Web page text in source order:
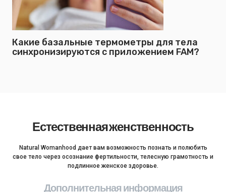
Какие базальные термометры для тела
синхронизируются с приложением FAM?
Естественная женственность
Natural Womanhood дает вам возможность познать и полюбить
свое тело через осознание фертильности, телесную грамотность и
подлинное женское здоровье.
Дополнительная информация